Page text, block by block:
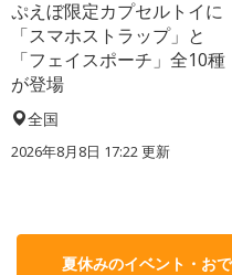
ぷえぼ限定カプセルトイに
「スマホストラップ」と
「フェイスポーチ」全10種
が登場
全国
2026年8月8日 17:22更新
夏休みのイベント・お